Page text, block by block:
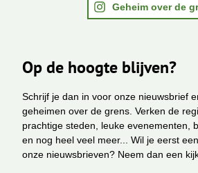
Geheim over de
Op de hoogte blijven?
Schrijf je dan in voor onze nieuwsbrief
geheimen over de grens. Verken de
prachtige steden, leuke evenementen,
en nog heel veel meer... Wil je eerst
onze nieuwsbrieven? Neem dan een